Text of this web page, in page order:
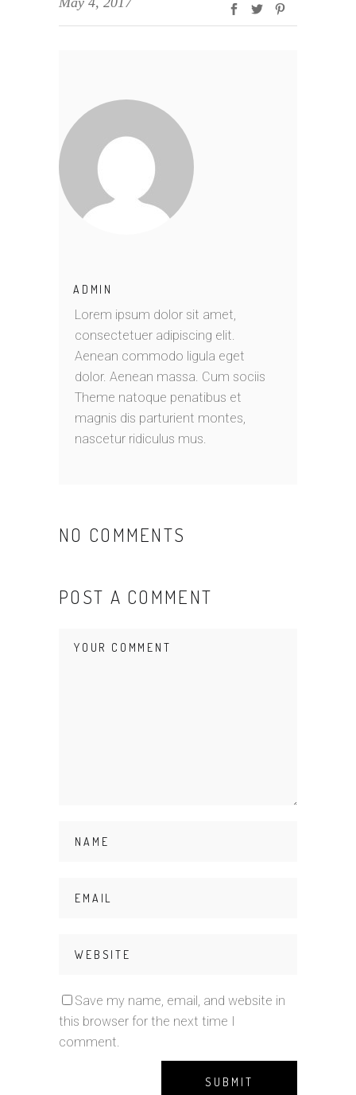
ADMIN
Lorem ipsum dolor sit amet,
consectetuer adipiscing elit.
Aenean commodo ligula eget
dolor. Aenean massa. Cum sociis
Theme natoque penatibus et
magnis dis parturient montes,
nascetur ridiculus mus.
NO COMMENTS
POST A COMMENT
Save my name, email, and website in
this browser for the next time I
comment.